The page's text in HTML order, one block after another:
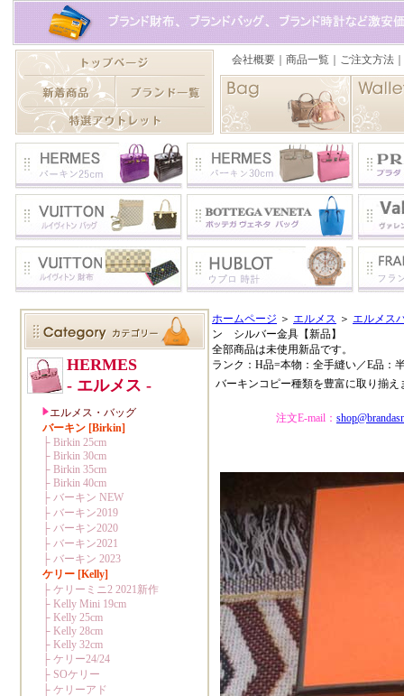
ホームページ ＞ エルメス ＞ エルメス
ン シルバー金具【新品】
全部商品は未使用新品です。
ランク：H品=本物：全手縫い／E品：
バーキンコピー種類を豊富に取り揃
注文E-mail：